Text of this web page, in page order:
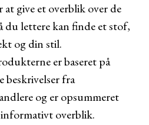
give et overblik over de
du lettere kan finde et stof,
og din stil.
er baseret på
fra
og er opsummeret
overblik.